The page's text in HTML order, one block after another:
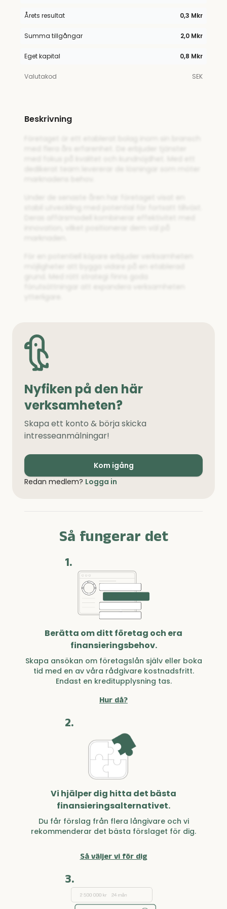
Årets resultat 0,3 Mkr
Summa tillgångar 2,0 Mkr
Eget kapital 0,8 Mkr
Valutakod SEK
Beskrivning
Nyfiken på den här
verksamheten?
Skapa ett konto & börja skicka
intresseanmälningar!
Kom igång
Redan medlem? Logga in
Så fungerar det
1.
Berätta om ditt företag och era
finansieringsbehov.
Skapa ansökan om företagslån själv eller boka
tid med en av våra rådgivare kostnadsfritt.
Endast en kreditupplysning tas.
Hur då?
2.
Vi hjälper dig hitta det bästa
finansieringsalternativet.
Du får förslag från flera långivare och vi
rekommenderar det bästa förslaget för dig.
Så väljer vi för dig
3.